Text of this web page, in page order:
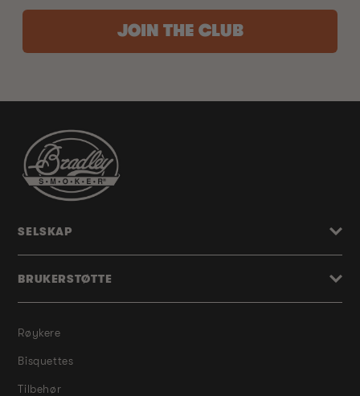
JOIN THE CLUB
Røykere
Bisquettes
Tilbehør
SELSKAP
BRUKERSTØTTE